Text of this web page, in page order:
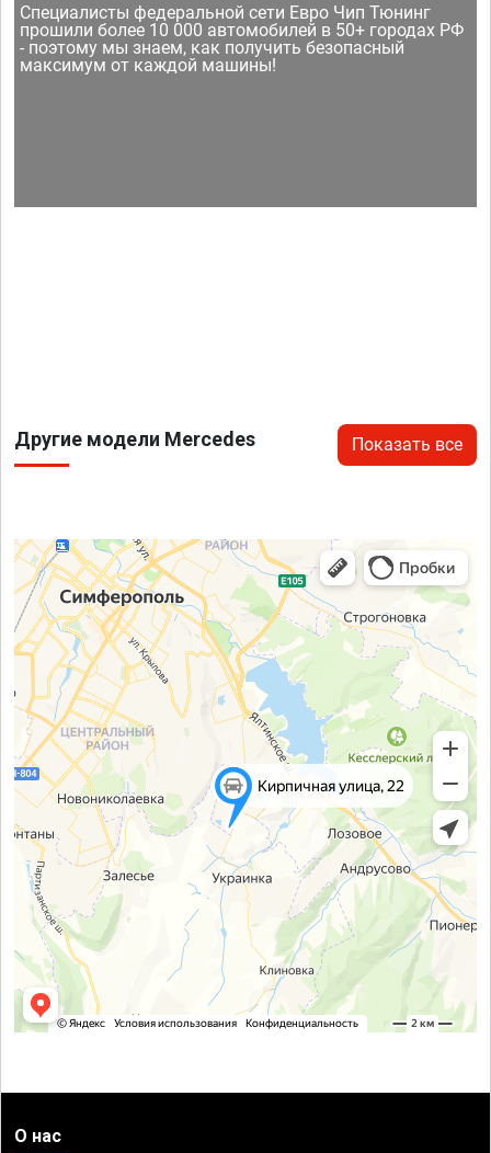
Специалисты федеральной сети Евро Чип Тюнинг
прошили более 10 000 автомобилей в 50+ городах РФ
- поэтому мы знаем, как получить безопасный
максимум от каждой машины!
Другие модели Mercedes Показать все
О нас